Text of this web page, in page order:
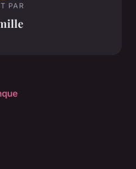
PAR